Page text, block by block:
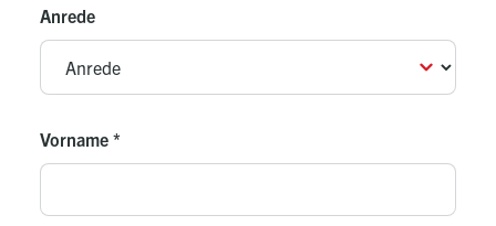
Anrede
Vorname *